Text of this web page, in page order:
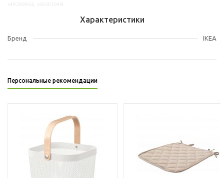
Характеристики
Бренд IKEA
Персональные рекомендации